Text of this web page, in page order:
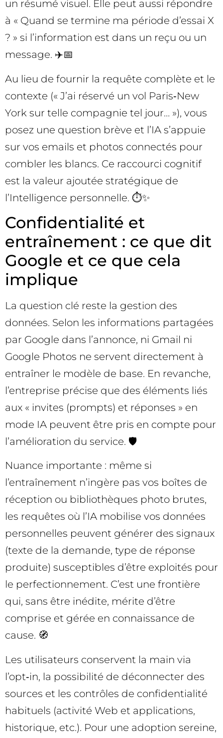
un résumé visuel. Elle peut aussi répondre
à « Quand se termine ma période d’essai X
? » si l’information est dans un reçu ou un
message. ✈️📅
Au lieu de fournir la requête complète et le
contexte (« J’ai réservé un vol Paris‑New
York sur telle compagnie tel jour… »), vous
posez une question brève et l’IA s’appuie
sur vos emails et photos connectés pour
combler les blancs. Ce raccourci cognitif
est la valeur ajoutée stratégique de
l’Intelligence personnelle. ⏱️✨
Confidentialité et
entraînement : ce que dit
Google et ce que cela
implique
La question clé reste la gestion des
données. Selon les informations partagées
par Google dans l’annonce, ni Gmail ni
Google Photos ne servent directement à
entraîner le modèle de base. En revanche,
l’entreprise précise que des éléments liés
aux « invites (prompts) et réponses » en
mode IA peuvent être pris en compte pour
l’amélioration du service. 🛡️
Nuance importante : même si
l’entraînement n’ingère pas vos boîtes de
réception ou bibliothèques photo brutes,
les requêtes où l’IA mobilise vos données
personnelles peuvent générer des signaux
(texte de la demande, type de réponse
produite) susceptibles d’être exploités pour
le perfectionnement. C’est une frontière
qui, sans être inédite, mérite d’être
comprise et gérée en connaissance de
cause. 🧭
Les utilisateurs conservent la main via
l’opt‑in, la possibilité de déconnecter des
sources et les contrôles de confidentialité
habituels (activité Web et applications,
historique, etc.). Pour une adoption sereine,